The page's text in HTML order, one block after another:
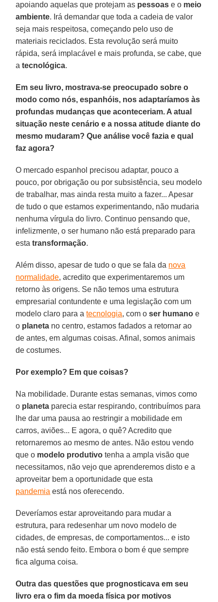
apoiando aquelas que protejam as pessoas e o meio
ambiente. Irá demandar que toda a cadeia de valor
seja mais respeitosa, começando pelo uso de
materiais reciclados. Esta revolução será muito
rápida, será implacável e mais profunda, se cabe, que
atecnológica.
Em seu livro, mostrava-se preocupado sobre o
modo como nós, espanhóis, nos adaptaríamos às
profundas mudanças que aconteceriam. A atual
situação neste cenário e a nossa atitude diante do
mesmo mudaram? Que análise você fazia e qual
faz agora?
O mercado espanhol precisou adaptar, pouco a
pouco, por obrigação ou por subsistência, seu modelo
de trabalhar, mas ainda resta muito a fazer... Apesar
de tudo o que estamos experimentando, não mudaria
nenhuma vírgula do livro. Continuo pensando que,
infelizmente, o ser humano não está preparado para
estatransformação.
Além disso, apesar de tudo o que se fala da nova
normalidade, acredito que experimentaremos um
retorno às origens. Se não temos uma estrutura
empresarial contundente e uma legislação com um
modelo claro para atecnologia, com o ser humano e
o planeta no centro, estamos fadados a retornar ao
de antes, em algumas coisas. Afinal, somos animais
de costumes.
Por exemplo? Em que coisas?
Na mobilidade. Durante estas semanas, vimos como
o planeta parecia estar respirando, contribuímos para
lhe dar uma pausa ao restringir a mobilidade em
carros, aviões... E agora, o quê? Acredito que
retornaremos ao mesmo de antes. Não estou vendo
que o modelo produtivo tenha a ampla visão que
necessitamos, não vejo que aprenderemos disto e a
aproveitar bem a oportunidade que esta
pandemia está nos oferecendo.
Deveríamos estar aproveitando para mudar a
estrutura, para redesenhar um novo modelo de
cidades, de empresas, de comportamentos... e isto
não está sendo feito. Embora o bom é que sempre
fica alguma coisa.
Outra das questões que prognosticava em seu
livro era o fim da moeda física por motivos